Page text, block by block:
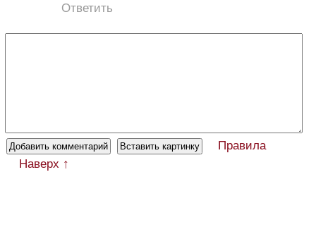
Ответить
Правила
Наверх ↑